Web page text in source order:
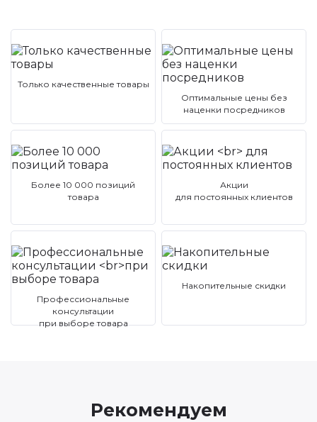
Только качественные товары
Оптимальные цены без
наценки посредников
Более 10 000 позиций
товара
Акции
для постоянных клиентов
Профессиональные
консультации
при выборе товара
Накопительные скидки
Рекомендуем